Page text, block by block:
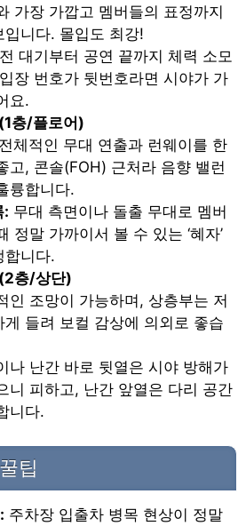
가장 가깝고 멤버들의 표정까지
입니다. 몰입도 최강!
대기부터 공연 끝까지 체력 소모
장 번호가 뒷번호라면 시야가 가
요.
층/플로어)
전체적인 무대 연출과 런웨이를 한
고, 콘솔(FOH) 근처라 음향 밸런
륭합니다.
: 무대 측면이나 돌출 무대로 멤버
정말 가까이서 볼 수 있는 ‘혜자’
합니다.
층/상단)
인 조망이 가능하며, 상층부는 저
게 들려 보컬 감상에 의외로 좋습
나 난간 바로 뒷열은 시야 방해가
니 피하고, 난간 앞열은 다리 공간
니다.
팁
주차장 입출차 병목 현상이 정말